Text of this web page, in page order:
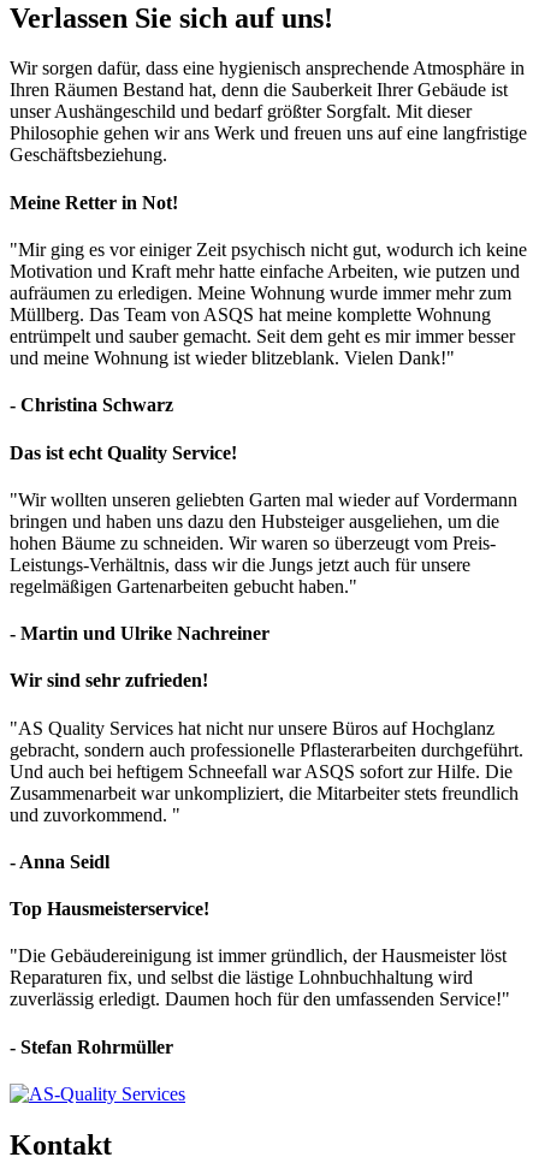
Verlassen Sie sich auf uns!
Wir sorgen dafür, dass eine hygienisch ansprechende Atmosphäre in
Ihren Räumen Bestand hat, denn die Sauberkeit Ihrer Gebäude ist
unser Aushängeschild und bedarf größter Sorgfalt. Mit dieser
Philosophie gehen wir ans Werk und freuen uns auf eine langfristige
Geschäftsbeziehung.
Meine Retter in Not!
"Mir ging es vor einiger Zeit psychisch nicht gut, wodurch ich keine
Motivation und Kraft mehr hatte einfache Arbeiten, wie putzen und
aufräumen zu erledigen. Meine Wohnung wurde immer mehr zum
Müllberg. Das Team von ASQS hat meine komplette Wohnung
entrümpelt und sauber gemacht. Seit dem geht es mir immer besser
und meine Wohnung ist wieder blitzeblank. Vielen Dank!"
- Christina Schwarz
Das ist echt Quality Service!
"Wir wollten unseren geliebten Garten mal wieder auf Vordermann
bringen und haben uns dazu den Hubsteiger ausgeliehen, um die
hohen Bäume zu schneiden. Wir waren so überzeugt vom Preis-
Leistungs-Verhältnis, dass wir die Jungs jetzt auch für unsere
regelmäßigen Gartenarbeiten gebucht haben."
- Martin und Ulrike Nachreiner
Wir sind sehr zufrieden!
"AS Quality Services hat nicht nur unsere Büros auf Hochglanz
gebracht, sondern auch professionelle Pflasterarbeiten durchgeführt.
Und auch bei heftigem Schneefall war ASQS sofort zur Hilfe. Die
Zusammenarbeit war unkompliziert, die Mitarbeiter stets freundlich
und zuvorkommend. "
- Anna Seidl
Top Hausmeisterservice!
"Die Gebäudereinigung ist immer gründlich, der Hausmeister löst
Reparaturen fix, und selbst die lästige Lohnbuchhaltung wird
zuverlässig erledigt. Daumen hoch für den umfassenden Service!"
- Stefan Rohrmüller
Kontakt